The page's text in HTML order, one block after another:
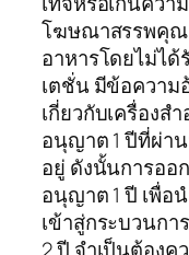
โฆษณาสรรพคุ
อาหารโดยไม่ไ
เตชั่น มีข้อความ
เกี่ยวกับเครื่องส
อนุญาต 1 ปีที่ผ่า
อยู่ ดังนั้นการออ
อนุญาต 1 ปี เพื่อ
เข้าสู่กระบวนก